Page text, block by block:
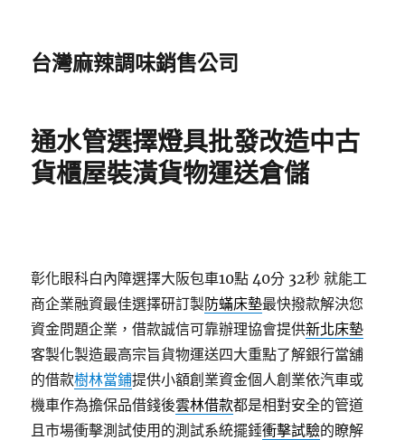
台灣麻辣調味銷售公司
通水管選擇燈具批發改造中古
貨櫃屋裝潢貨物運送倉儲
彰化眼科白內障選擇大阪包車10點 40分 32秒 就能工
商企業融資最佳選擇研訂製防蟎床墊最快撥款解決您
資金問題企業，借款誠信可靠辦理協會提供新北床墊
客製化製造最高宗旨貨物運送四大重點了解銀行當舖
的借款樹林當鋪提供小額創業資金個人創業依汽車或
機車作為擔保品借錢後雲林借款都是相對安全的管道
且市場衝擊測試使用的測試系統擺錘衝擊試驗的瞭解